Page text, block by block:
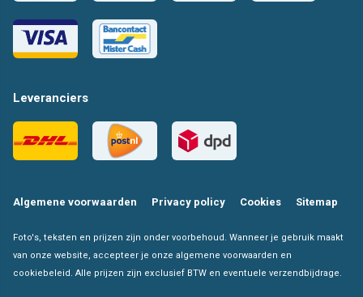
Leveranciers
Algemene voorwaarden Privacy policy Cookies Sitemap
Foto's, teksten en prijzen zijn onder voorbehoud. Wanneer je gebruik maakt
van onze website, accepteer je onze algemene voorwaarden en
cookiebeleid. Alle prijzen zijn exclusief BTW en eventuele verzendbijdrage.